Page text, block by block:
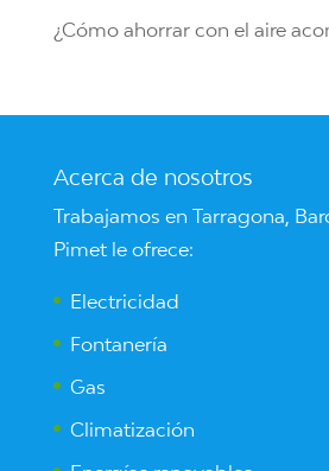
¿Cómo ahorrar con el aire
Acerca de nosotros
Trabajamos en Tarragona,
Pimet le ofrece:
Electricidad
Fontanería
Gas
Climatización